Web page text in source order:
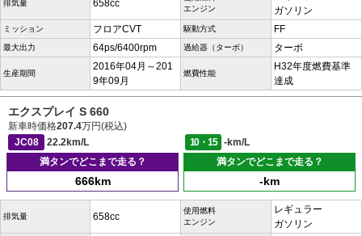
排気量 658cc
エンジン
ガソリン
ミッション フロアCVT 駆動方式 FF
最大出力 64ps/6400rpm 過給器（ターボ） ターボ
生産期間
2016年04月～201
9年09月
燃費性能
H32年度燃費基準
達成
エクスプレイ S 660
新車時価格207.4万円(税込)
JC08
22.2km/L 10・15
-km/L
満タンでどこまで走る？
666km
満タンでどこまで走る？
-km
排気量 658cc
使用燃料
エンジン
レギュラー
ガソリン